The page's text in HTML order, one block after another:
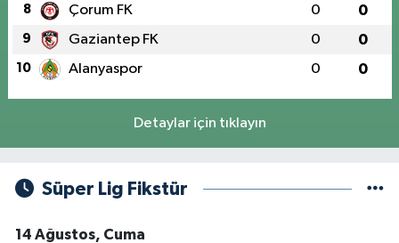
8 Çorum FK 0 0
9 Gaziantep FK 0 0
10 Alanyaspor 0 0
Detaylar için tıklayın
Süper Lig Fikstür
14 Ağustos, Cuma